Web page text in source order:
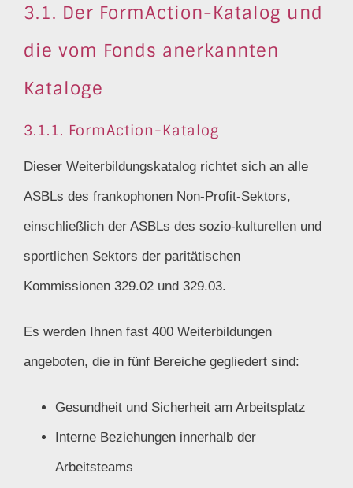
3.1. Der FormAction-Katalog und
die vom Fonds anerkannten
Kataloge
3.1.1. FormAction-Katalog
Dieser Weiterbildungskatalog richtet sich an alle
ASBLs des frankophonen Non-Profit-Sektors,
einschließlich der ASBLs des sozio-kulturellen und
sportlichen Sektors der paritätischen
Kommissionen 329.02 und 329.03.
Es werden Ihnen fast 400 Weiterbildungen
angeboten, die in fünf Bereiche gegliedert sind:
Gesundheit und Sicherheit am Arbeitsplatz
Interne Beziehungen innerhalb der
Arbeitsteams